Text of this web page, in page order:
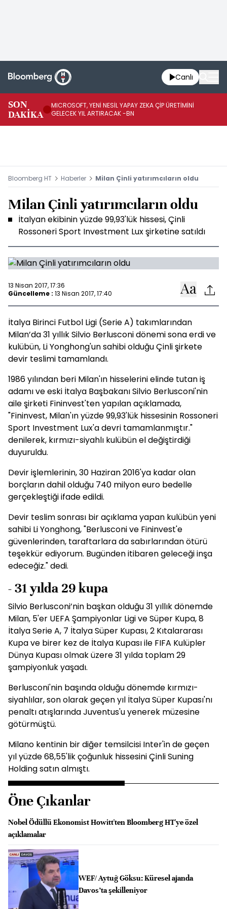
Canlı
SON
DAKİKA
MICROSOFT, YENİ NESİL YAPAY ZEKA ÇİP ÜRETİMİNİ
GELECEK YIL ARTIRACAK -BN
Bloomberg HT Haberler Milan Çinli yatırımcıların oldu
Milan Çinli yatırımcıların oldu
İtalyan ekibinin yüzde 99,93'lük hissesi, Çinli
Rossoneri Sport Investment Lux şirketine satıldı
13 Nisan 2017, 17:36
Güncelleme : 13 Nisan 2017, 17:40
İtalya Birinci Futbol Ligi (Serie A) takımlarından
Milan’da 31 yıllık Silvio Berlusconi dönemi sona erdi ve
kulübün, Li Yonghong'un sahibi olduğu Çinli şirkete
devir teslimi tamamlandı.
1986 yılından beri Milan'ın hisselerini elinde tutan iş
adamı ve eski İtalya Başbakanı Silvio Berlusconi'nin
aile şirketi Fininvest'ten yapılan açıklamada,
"Fininvest, Milan'ın yüzde 99,93'lük hissesinin Rossoneri
Sport Investment Lux'a devri tamamlanmıştır."
denilerek, kırmızı-siyahlı kulübün el değiştirdiği
duyuruldu.
Devir işlemlerinin, 30 Haziran 2016'ya kadar olan
borçların dahil olduğu 740 milyon euro bedelle
gerçekleştiği ifade edildi.
Devir teslim sonrası bir açıklama yapan kulübün yeni
sahibi Li Yonghong, "Berlusconi ve Fininvest'e
güvenlerinden, taraftarlara da sabırlarından ötürü
teşekkür ediyorum. Bugünden itibaren geleceği inşa
edeceğiz." dedi.
- 31 yılda 29 kupa
Silvio Berlusconi’nin başkan olduğu 31 yıllık dönemde
Milan, 5'er UEFA Şampiyonlar Ligi ve Süper Kupa, 8
İtalya Serie A, 7 İtalya Süper Kupası, 2 Kıtalararası
Kupa ve birer kez de İtalya Kupası ile FIFA Kulüpler
Dünya Kupası olmak üzere 31 yılda toplam 29
şampiyonluk yaşadı.
Berlusconi'nin başında olduğu dönemde kırmızı-
siyahlılar, son olarak geçen yıl İtalya Süper Kupası'nı
penaltı atışlarında Juventus'u yenerek müzesine
götürmüştü.
Milano kentinin bir diğer temsilcisi Inter'in de geçen
yıl yüzde 68,55'lik çoğunluk hissesini Çinli Suning
Holding satın almıştı.
Öne Çıkanlar
Nobel Ödüllü Ekonomist Howitt'ten Bloomberg HT'ye özel
açıklamalar
WEF/ Aytuğ Göksu: Küresel ajanda
Davos’ta şekilleniyor